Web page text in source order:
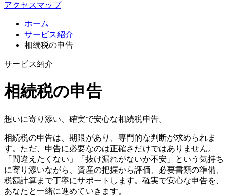
アクセスマップ
ホーム
サービス紹介
相続税の申告
サービス紹介
相続税の申告
想いに寄り添い、確実で安心な相続税申告。
相続税の申告は、期限があり、専門的な判断が求められま
す。ただ、申告に必要なのは正確さだけではありません。
「間違えたくない」「抜け漏れがないか不安」という気持ち
に寄り添いながら、資産の把握から評価、必要書類の準備、
税額計算まで丁寧にサポートします。確実で安心な申告を、
あなたと一緒に進めていきます。